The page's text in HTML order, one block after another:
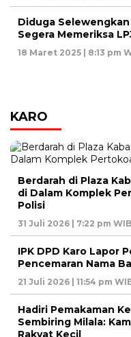
Diduga
Segera Memeriksa
18 Maret 2025 | 8:13 pm
KARO
Berdarah di Plaza
di Dalam Komplek
Polisi
31 Juli 2026 | 7:22 pm WIB
IPK DPD Karo Lapor
Pencemaran Nama
21 Juli 2026 | 11:54 pm
Hadiri Pemakaman
Sembiring Milala:
Rakyat Kecil